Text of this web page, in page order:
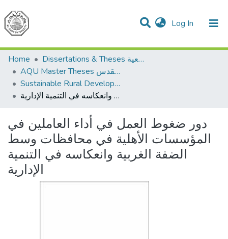
Log In (current)
Communities & Collections
All of DSpace
Home
Dissertations & Theses الرسائل الجامعية
AQU Master Theses الرسائل الجامعية الخاصة بجامعة القدس
Sustainable Rural Development التنمية الريفية المستدامة
دور ضغوط العمل في أداء العاملين في المؤسسات الأهلية في محافظات وسط الضفة الغربية وانعكاسه في التنمية الإدارية
دور ضغوط العمل في أداء العاملين في
المؤسسات الأهلية في محافظات وسط
الضفة الغربية وانعكاسه في التنمية
الإدارية